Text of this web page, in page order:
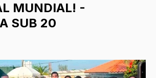
MUNDIAL! -
SUB 20